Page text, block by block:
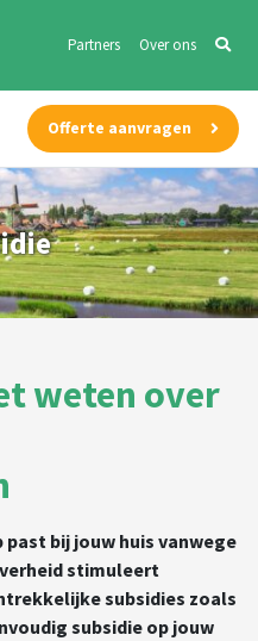
Partners Over ons
Offerte aanvragen
weten over
bij jouw huis vanwege
stimuleert
subsidies zoals
subsidie op jouw